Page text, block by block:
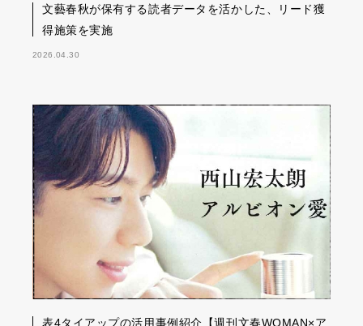
文藝春秋が保有する読者データを活かした、リード獲
得施策を実施
2026.04.30
表4タイアップの活用事例紹介【週刊文春WOMAN×ア